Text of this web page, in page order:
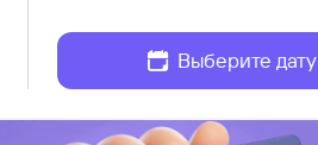
Выберите дату